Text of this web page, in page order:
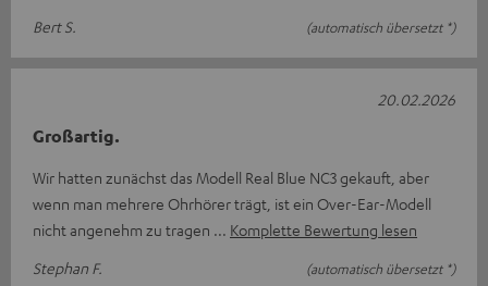
Bert S.
(automatisch übersetzt *)
Großartig.
Wir hatten zunächst das Modell Real Blue NC3 gekauft, aber
wenn man mehrere Ohrhörer trägt, ist ein Over-Ear-Modell
nicht angenehm zu tragen
Komplette Bewertung lesen
Stephan F.
(automatisch übersetzt *)
20.02.2026